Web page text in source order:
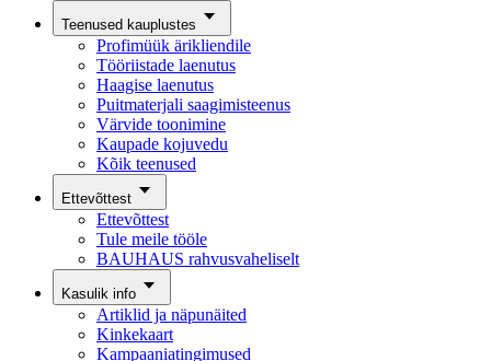
Teenused kauplustes
Profimüük ärikliendile
Tööriistade laenutus
Haagise laenutus
Puitmaterjali saagimisteenus
Värvide toonimine
Kaupade kojuvedu
Kõik teenused
Ettevõttest
Ettevõttest
Tule meile tööle
BAUHAUS rahvusvaheliselt
Kasulik info
Artiklid ja näpunäited
Kinkekaart
Kampaaniatingimused